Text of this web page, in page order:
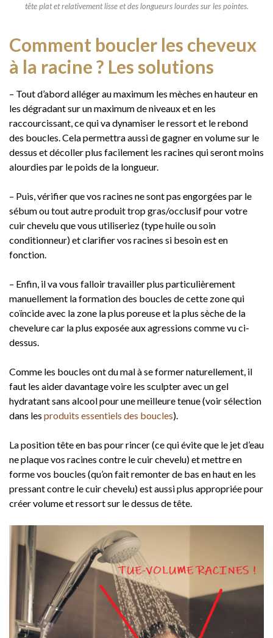
tête plat et relativement lisse et des longueurs lourdes sur les pointes.
Comment boucler les cheveux
à la racine ? Les solutions
– Tout d’abord alléger au maximum les mèches en hauteur en
les dégradant sur un maximum de niveaux et en les
raccourcissant, ce qui va dynamiser le ressort et le rebond
des boucles. Cela permettra aussi de gagner en volume sur le
dessus et décoller plus facilement les racines qui seront moins
alourdies par le poids de la longueur.
– Puis, vérifier que vos racines ne sont pas engorgées par le
sébum ou tout autre produit trop gras/occlusif pour votre
cuir chevelu que vous utiliseriez (type huile ou soin
conditionneur) et clarifier vos racines si besoin est en
fonction.
– Enfin, il va vous falloir travailler plus particulièrement
manuellement la formation des boucles de cette zone qui
coïncide avec la zone la plus poreuse et la plus sèche de la
chevelure car la plus exposée aux agressions comme vu ci-
dessus.
Comme les boucles ont du mal à se former naturellement, il
faut les aider davantage voire les sculpter avec un gel
hydratant sans alcool pour une meilleure tenue (voir sélection
dans les produits essentiels des boucles).
La position tête en bas pour rincer (ce qui évite que le jet d’eau
ne plaque vos racines contre le cuir chevelu) et mettre en
forme vos boucles (qu’on fait remonter de bas en haut en les
pressant contre le cuir chevelu) est aussi plus appropriée pour
créer volume et ressort sur le dessus de tête.